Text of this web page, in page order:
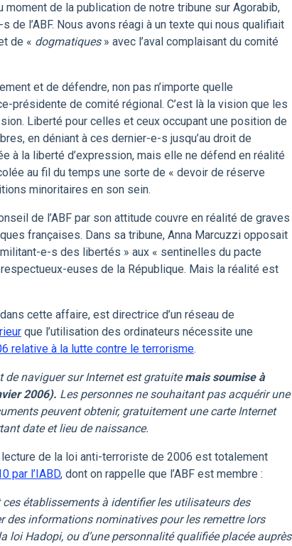
moment de la publication de notre tribune sur Agorabib,
l’ABF. Nous avons réagi à un texte qui nous qualifiait
de « dogmatiques» avec l’aval complaisant du comité
et de défendre, non pas n’importe quelle
présidente de comité régional. C’est là la vision que les
Liberté pour celles et ceux occupant une position de
en déniant à ces dernier-e-s jusqu’au droit de
à la liberté d’expression, mais elle ne défend en réalité
au fil du temps une sorte de « devoir de réserve
minoritaires en son sein.
de l’ABF par son attitude couvre en réalité de graves
françaises. Dans sa tribune, Anna Marcuzzi opposait
e-s des libertés » aux « sentinelles du pacte
euses de la République. Mais la réalité est
cette affaire, est directrice d’un réseau de
que l’utilisation des ordinateurs nécessite une
relative à la lutte contre le terrorisme.
naviguer sur Internet est gratuitemais soumise à
2006). Les personnes ne souhaitant pas acquérir une
peuvent obtenir, gratuitement une carte Internet
date et lieu de naissance.
de la loi anti-terroriste de 2006 est totalement
par l’IABD, dont on rappelle que l’ABF est membre :
établissements à identifier les utilisateurs des
des informations nominatives pour les remettre lors
loi Hadopi, ou d’une personnalité qualifiée placée auprès